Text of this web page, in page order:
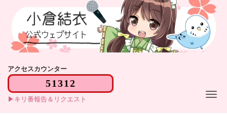
アクセスカウンター
キリ番報告＆リクエスト